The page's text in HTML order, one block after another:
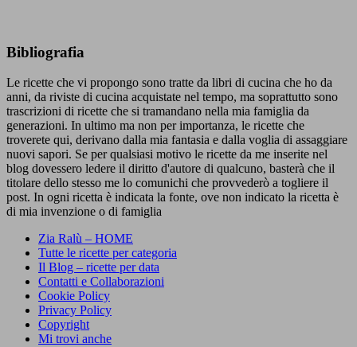
Bibliografia
Le ricette che vi propongo sono tratte da libri di cucina che ho da
anni, da riviste di cucina acquistate nel tempo, ma soprattutto sono
trascrizioni di ricette che si tramandano nella mia famiglia da
generazioni. In ultimo ma non per importanza, le ricette che
troverete qui, derivano dalla mia fantasia e dalla voglia di assaggiare
nuovi sapori. Se per qualsiasi motivo le ricette da me inserite nel
blog dovessero ledere il diritto d'autore di qualcuno, basterà che il
titolare dello stesso me lo comunichi che provvederò a togliere il
post. In ogni ricetta è indicata la fonte, ove non indicato la ricetta è
di mia invenzione o di famiglia
Zia Ralù – HOME
Tutte le ricette per categoria
Il Blog – ricette per data
Contatti e Collaborazioni
Cookie Policy
Privacy Policy
Copyright
Mi trovi anche